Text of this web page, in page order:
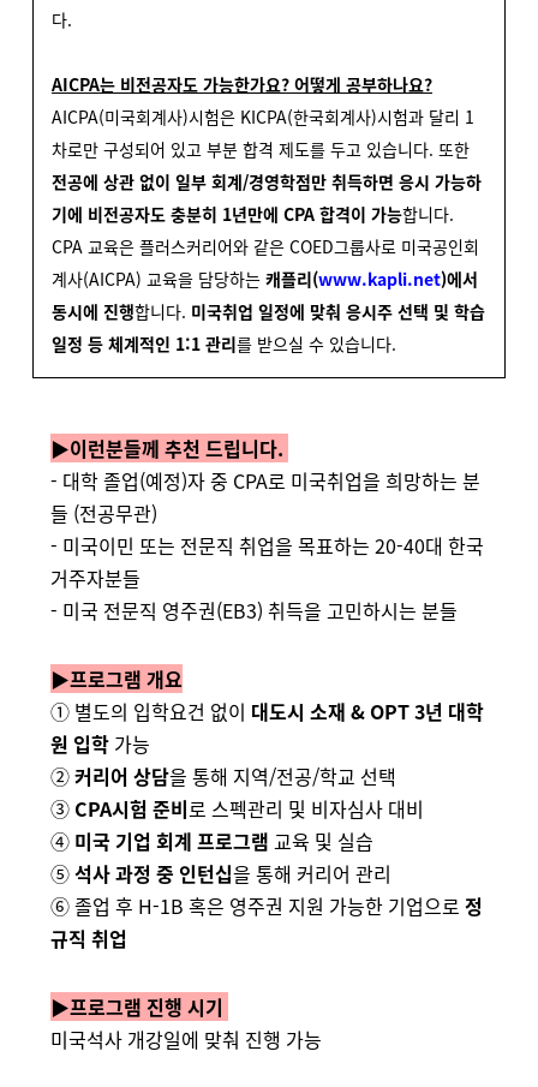
다.
AICPA는 비전공자도 가능한가요? 어떻게 공부하나요?
AICPA(미국회계사)시험은 KICPA(한국회계사)시험과 달리 1
차로만 구성되어 있고 부분 합격 제도를 두고 있습니다. 또한
전공에 상관 없이 일부 회계/경영학점만 취득하면 응시 가능하
기에 비전공자도 충분히 1년만에 CPA 합격이 가능합니다.
CPA 교육은 플러스커리어와 같은 COED그룹사로 미국공인회
계사(AICPA) 교육을 담당하는 캐플리(www.kapli.net)에서
동시에 진행합니다. 미국취업 일정에 맞춰 응시주 선택 및 학습
일정 등 체계적인 1:1 관리를 받으실 수 있습니다.
▶이런분들께 추천 드립니다.
- 대학 졸업(예정)자 중 CPA로 미국취업을 희망하는 분
들 (전공무관)
- 미국이민 또는 전문직 취업을 목표하는 20-40대 한국
거주자분들
- 미국 전문직 영주권(EB3) 취득을 고민하시는 분들
▶프로그램 개요
① 별도의 입학요건 없이 대도시 소재 & OPT 3년 대학
원 입학 가능
②커리어 상담을 통해 지역/전공/학교 선택
③ CPA시험 준비로 스펙관리 및 비자심사 대비
④ 미국 기업 회계 프로그램 교육 및 실습
⑤석사 과정 중 인턴십을 통해 커리어 관리
⑥ 졸업 후 H-1B 혹은 영주권 지원 가능한 기업으로 정
규직 취업
▶프로그램 진행 시기
미국석사 개강일에 맞춰 진행 가능